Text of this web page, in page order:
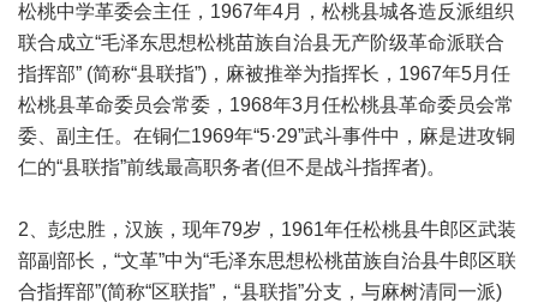
松桃中学革委会主任，1967年4月，松桃县城各造反派组织
联合成立“毛泽东思想松桃苗族自治县无产阶级革命派联合
指挥部” (简称“县联指”)，麻被推举为指挥长，1967年5月任
松桃县革命委员会常委，1968年3月任松桃县革命委员会常
委、副主任。在铜仁1969年“5·29”武斗事件中，麻是进攻铜
仁的“县联指”前线最高职务者(但不是战斗指挥者)。
2、彭忠胜，汉族，现年79岁，1961年任松桃县牛郎区武装
部副部长，“文革”中为“毛泽东思想松桃苗族自治县牛郎区联
合指挥部”(简称“区联指”，“县联指”分支，与麻树清同一派)